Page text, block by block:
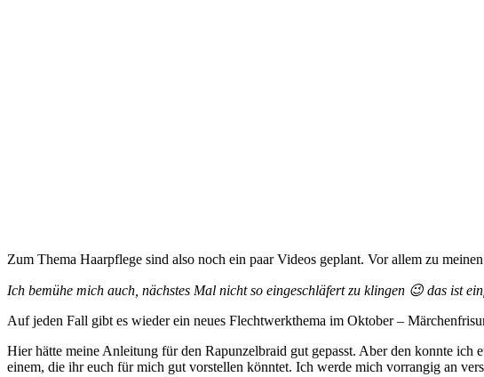
Zum Thema Haarpflege sind also noch ein paar Videos geplant. Vor allem zu
Ich bemühe mich auch, nächstes Mal nicht so eingeschläfert zu klingen 😉 das ist
Auf jeden Fall gibt es wieder ein neues Flechtwerkthema im Oktober –
Hier hätte meine Anleitung für den Rapunzelbraid gut gepasst. Aber den konnte
einem, die ihr euch für mich gut vorstellen könntet. Ich werde mich vorrangig an